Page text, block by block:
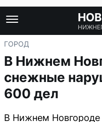
ГОРОД
В Нижнем
снежные
600 дел
В Нижнем Новгороде